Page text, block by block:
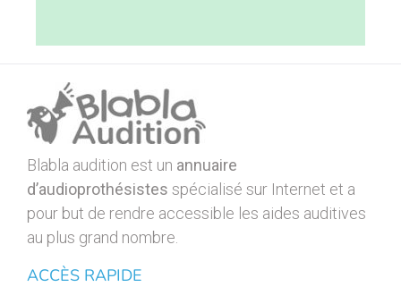
Blabla audition est un annuaire
d’audioprothésistes spécialisé sur Internet et a
pour but de rendre accessible les aides auditives
au plus grand nombre.
ACCÈS RAPIDE